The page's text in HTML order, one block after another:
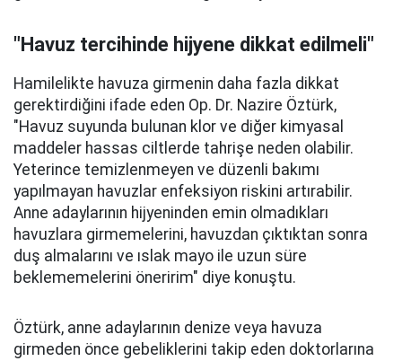
"Havuz tercihinde hijyene dikkat edilmeli"
Hamilelikte havuza girmenin daha fazla dikkat
gerektirdiğini ifade eden Op. Dr. Nazire Öztürk,
"Havuz suyunda bulunan klor ve diğer kimyasal
maddeler hassas ciltlerde tahrişe neden olabilir.
Yeterince temizlenmeyen ve düzenli bakımı
yapılmayan havuzlar enfeksiyon riskini artırabilir.
Anne adaylarının hijyeninden emin olmadıkları
havuzlara girmemelerini, havuzdan çıktıktan sonra
duş almalarını ve ıslak mayo ile uzun süre
beklememelerini öneririm" diye konuştu.
Öztürk, anne adaylarının denize veya havuza
girmeden önce gebeliklerini takip eden doktorlarına